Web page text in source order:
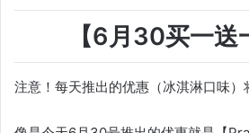
【6月30买一送
注意！每天推出的优惠（冰淇淋口味）